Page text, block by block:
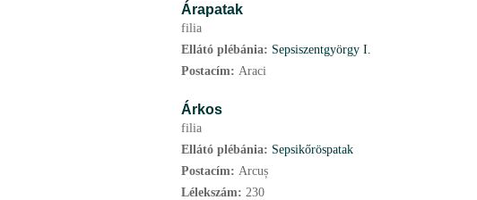
Árapatak
filia
Ellátó plébánia: Sepsiszentgyörgy I.
Postacím: Araci
Árkos
filia
Ellátó plébánia: Sepsikőröspatak
Postacím: Arcuș
Lélekszám: 230